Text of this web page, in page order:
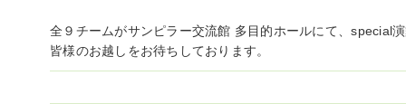
全９チームがサンピラー交流館 多目的ホールにて、special
皆様のお越しをお待ちしております。